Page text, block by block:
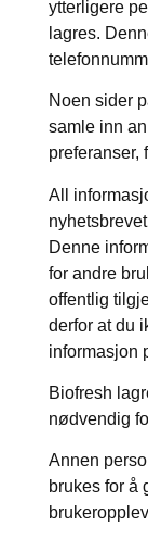
ytterligere
lagres.
Noen sider
samle inn
preferanser,
All
Denne
for andre
offentlig
derfor at du
informasjon
Biofresh
nødvendig
Annen
brukes for å